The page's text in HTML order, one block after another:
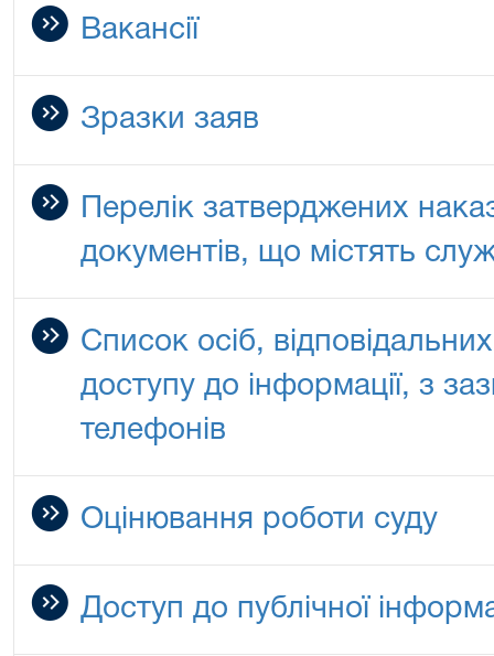
Вакансії
Зразки заяв
Перелік затверджених
документів, що містять
Список осіб,
доступу до інформації, з
телефонів
Оцінювання роботи суду
Доступ до публічної